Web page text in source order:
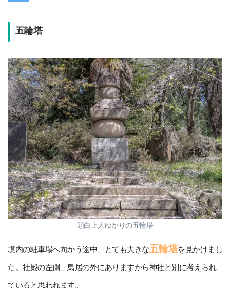
五輪塔
頭白上人ゆかりの五輪塔
境内の駐車場へ向かう途中、とても大きな五輪塔を見かけまし
た。社殿の左側、鳥居の外にありますから神社と別に考えられ
ていると思われます。